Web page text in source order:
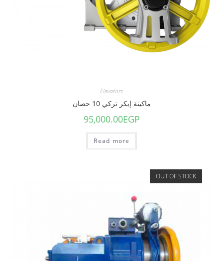
Elevators
ماكينة إيكر تركي 10 حصان
95,000.00EGP
Read more
OUT OF STOCK